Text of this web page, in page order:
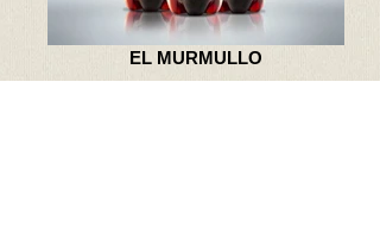
EL MURMULLO